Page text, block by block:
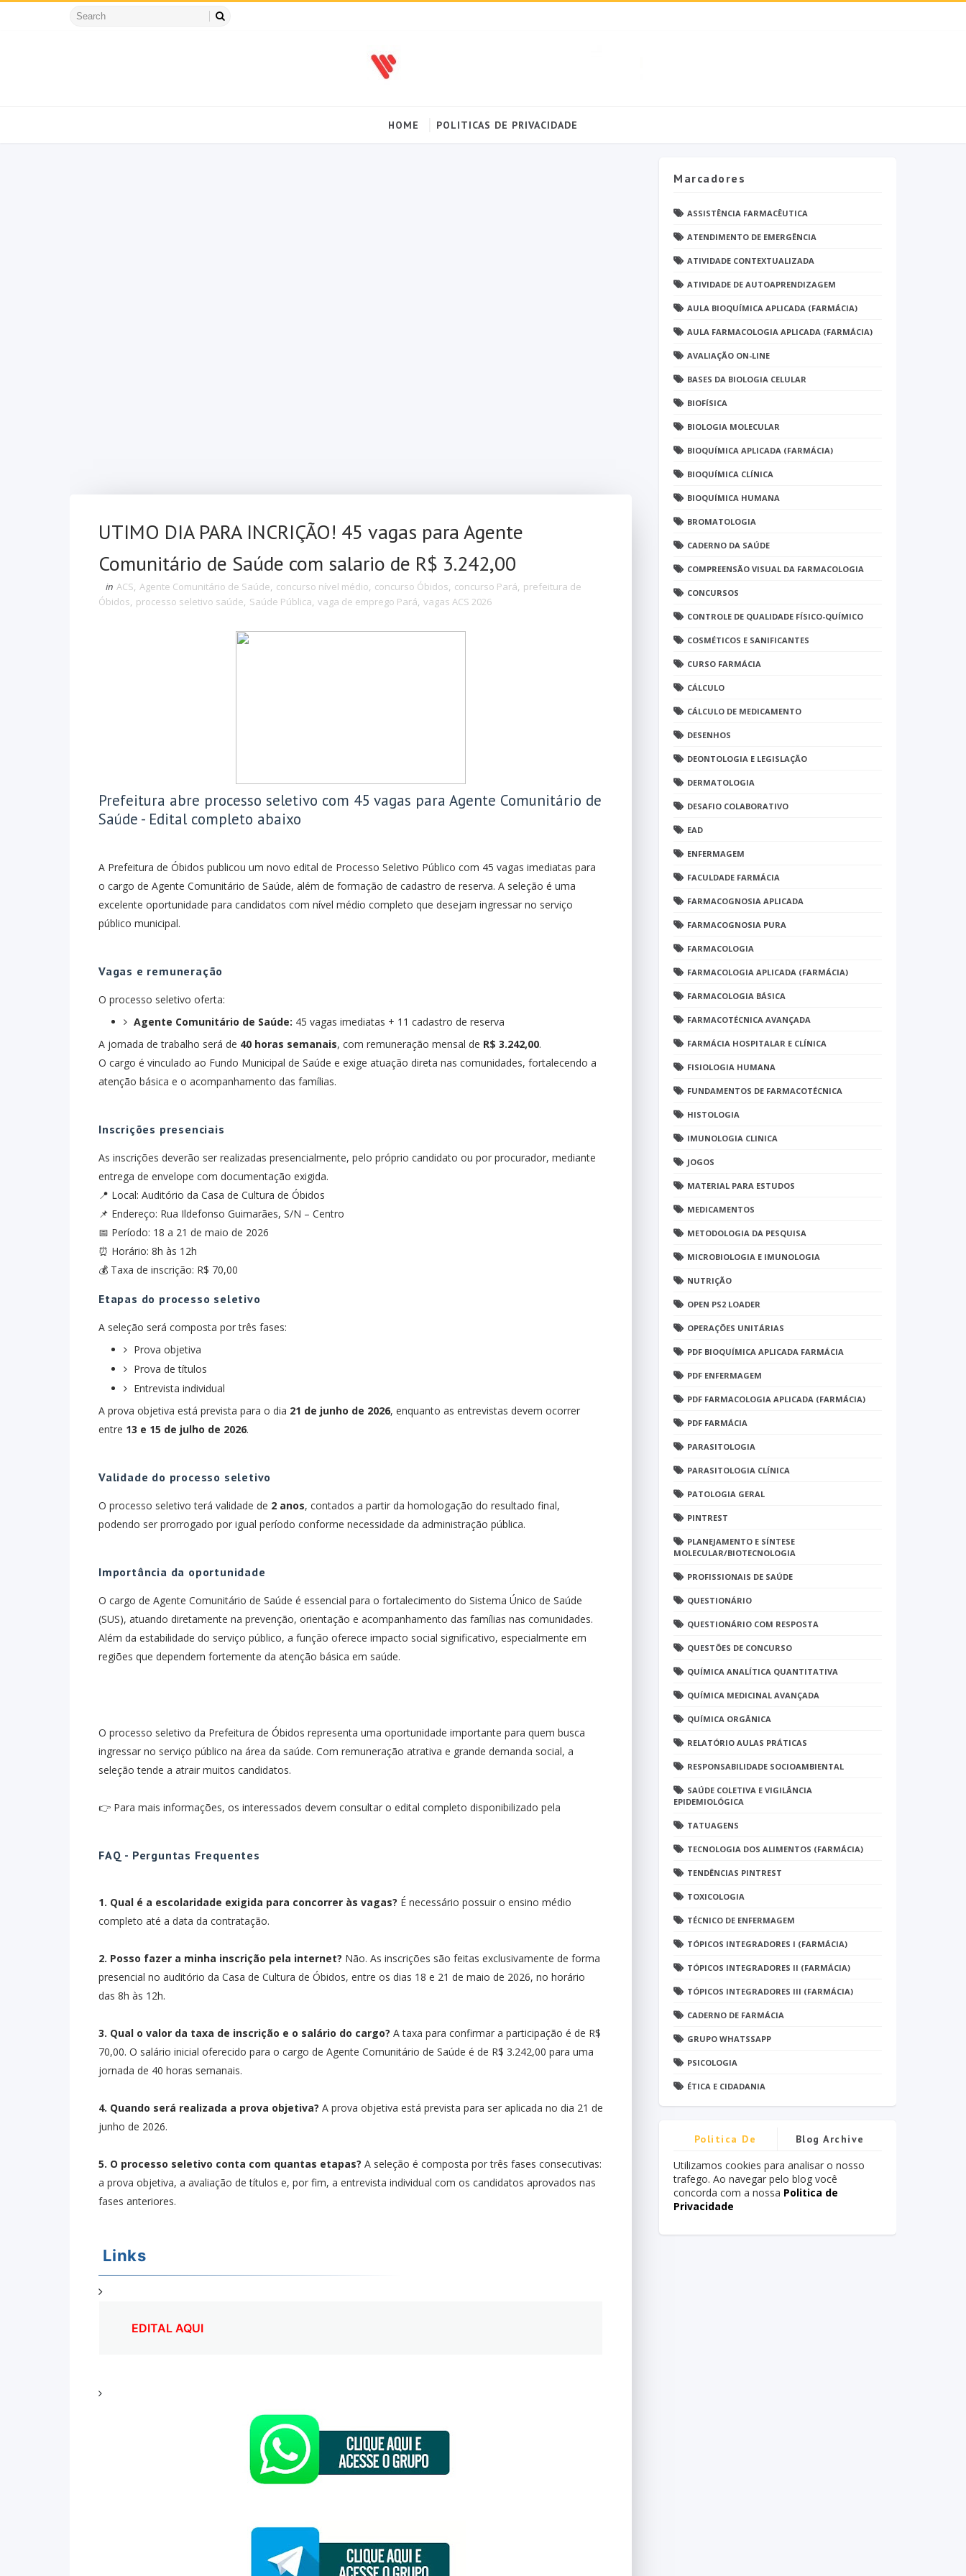
HOME POLITICAS DE PRIVACIDADE
UTIMO DIA PARA INCRIÇÃO! 45 vagas para Agente
Comunitário de Saúde com salario de R$ 3.242,00
in ACS, Agente Comunitário de Saúde, concurso nível médio, concurso Óbidos, concurso Pará, prefeitura de
Óbidos, processo seletivo saúde, Saúde Pública, vaga de emprego Pará, vagas ACS 2026
Prefeitura abre processo seletivo com 45 vagas para Agente Comunitário de
Saúde - Edital completo abaixo
A Prefeitura de Óbidos publicou um novo edital de Processo Seletivo Público com 45 vagas imediatas para
o cargo de Agente Comunitário de Saúde, além de formação de cadastro de reserva. A seleção é uma
excelente oportunidade para candidatos com nível médio completo que desejam ingressar no serviço
público municipal.
Vagas e remuneração
O processo seletivo oferta:
Agente Comunitário de Saúde: 45 vagas imediatas + 11 cadastro de reserva
A jornada de trabalho será de 40 horas semanais, com remuneração mensal de R$ 3.242,00.
O cargo é vinculado ao Fundo Municipal de Saúde e exige atuação direta nas comunidades, fortalecendo a
atenção básica e o acompanhamento das famílias.
Inscrições presenciais
As inscrições deverão ser realizadas presencialmente, pelo próprio candidato ou por procurador, mediante
entrega de envelope com documentação exigida.
📍 Local: Auditório da Casa de Cultura de Óbidos
📌 Endereço: Rua Ildefonso Guimarães, S/N – Centro
📅 Período: 18 a 21 de maio de 2026
⏰ Horário: 8h às 12h
💰 Taxa de inscrição: R$ 70,00
Etapas do processo seletivo
A seleção será composta por três fases:
Prova objetiva
Prova de títulos
Entrevista individual
A prova objetiva está prevista para o dia 21 de junho de 2026, enquanto as entrevistas devem ocorrer
entre 13 e 15 de julho de 2026.
Validade do processo seletivo
O processo seletivo terá validade de 2 anos, contados a partir da homologação do resultado final,
podendo ser prorrogado por igual período conforme necessidade da administração pública.
Importância da oportunidade
O cargo de Agente Comunitário de Saúde é essencial para o fortalecimento do Sistema Único de Saúde
(SUS), atuando diretamente na prevenção, orientação e acompanhamento das famílias nas comunidades.
Além da estabilidade do serviço público, a função oferece impacto social significativo, especialmente em
regiões que dependem fortemente da atenção básica em saúde.
O processo seletivo da Prefeitura de Óbidos representa uma oportunidade importante para quem busca
ingressar no serviço público na área da saúde. Com remuneração atrativa e grande demanda social, a
seleção tende a atrair muitos candidatos.
👉 Para mais informações, os interessados devem consultar o edital completo disponibilizado pela
FAQ - Perguntas Frequentes
1. Qual é a escolaridade exigida para concorrer às vagas? É necessário possuir o ensino médio
completo até a data da contratação.
2. Posso fazer a minha inscrição pela internet? Não. As inscrições são feitas exclusivamente de forma
presencial no auditório da Casa de Cultura de Óbidos, entre os dias 18 e 21 de maio de 2026, no horário
das 8h às 12h.
3. Qual o valor da taxa de inscrição e o salário do cargo? A taxa para confirmar a participação é de R$
70,00. O salário inicial oferecido para o cargo de Agente Comunitário de Saúde é de R$ 3.242,00 para uma
jornada de 40 horas semanais.
4. Quando será realizada a prova objetiva? A prova objetiva está prevista para ser aplicada no dia 21 de
junho de 2026.
5. O processo seletivo conta com quantas etapas? A seleção é composta por três fases consecutivas:
a prova objetiva, a avaliação de títulos e, por fim, a entrevista individual com os candidatos aprovados nas
fases anteriores.
Links
EDITAL AQUI
Marcadores
ASSISTÊNCIA FARMACÊUTICA
ATENDIMENTO DE EMERGÊNCIA
ATIVIDADE CONTEXTUALIZADA
ATIVIDADE DE AUTOAPRENDIZAGEM
AULA BIOQUÍMICA APLICADA (FARMÁCIA)
AULA FARMACOLOGIA APLICADA (FARMÁCIA)
AVALIAÇÃO ON-LINE
BASES DA BIOLOGIA CELULAR
BIOFÍSICA
BIOLOGIA MOLECULAR
BIOQUÍMICA APLICADA (FARMÁCIA)
BIOQUÍMICA CLÍNICA
BIOQUÍMICA HUMANA
BROMATOLOGIA
CADERNO DA SAÚDE
COMPREENSÃO VISUAL DA FARMACOLOGIA
CONCURSOS
CONTROLE DE QUALIDADE FÍSICO-QUÍMICO
COSMÉTICOS E SANIFICANTES
CURSO FARMÁCIA
CÁLCULO
CÁLCULO DE MEDICAMENTO
DESENHOS
DEONTOLOGIA E LEGISLAÇÃO
DERMATOLOGIA
DESAFIO COLABORATIVO
EAD
ENFERMAGEM
FACULDADE FARMÁCIA
FARMACOGNOSIA APLICADA
FARMACOGNOSIA PURA
FARMACOLOGIA
FARMACOLOGIA APLICADA (FARMÁCIA)
FARMACOLOGIA BÁSICA
FARMACOTÉCNICA AVANÇADA
FARMÁCIA HOSPITALAR E CLÍNICA
FISIOLOGIA HUMANA
FUNDAMENTOS DE FARMACOTÉCNICA
HISTOLOGIA
IMUNOLOGIA CLINICA
JOGOS
MATERIAL PARA ESTUDOS
MEDICAMENTOS
METODOLOGIA DA PESQUISA
MICROBIOLOGIA E IMUNOLOGIA
NUTRIÇÃO
OPEN PS2 LOADER
OPERAÇÕES UNITÁRIAS
PDF BIOQUÍMICA APLICADA FARMÁCIA
PDF ENFERMAGEM
PDF FARMACOLOGIA APLICADA (FARMÁCIA)
PDF FARMÁCIA
PARASITOLOGIA
PARASITOLOGIA CLÍNICA
PATOLOGIA GERAL
PINTREST
PLANEJAMENTO E SÍNTESE
MOLECULAR/BIOTECNOLOGIA
PROFISSIONAIS DE SAÚDE
QUESTIONÁRIO
QUESTIONÁRIO COM RESPOSTA
QUESTÕES DE CONCURSO
QUÍMICA ANALÍTICA QUANTITATIVA
QUÍMICA MEDICINAL AVANÇADA
QUÍMICA ORGÂNICA
RELATÓRIO AULAS PRÁTICAS
RESPONSABILIDADE SOCIOAMBIENTAL
SAÚDE COLETIVA E VIGILÂNCIA
EPIDEMIOLÓGICA
TATUAGENS
TECNOLOGIA DOS ALIMENTOS (FARMÁCIA)
TENDÊNCIAS PINTREST
TOXICOLOGIA
TÉCNICO DE ENFERMAGEM
TÓPICOS INTEGRADORES I (FARMÁCIA)
TÓPICOS INTEGRADORES II (FARMÁCIA)
TÓPICOS INTEGRADORES III (FARMÁCIA)
CADERNO DE FARMÁCIA
GRUPO WHATSSAPP
PSICOLOGIA
ÉTICA E CIDADANIA
Politica De
Privacidade
Blog Archive
Utilizamos cookies para analisar o nosso
trafego. Ao navegar pelo blog você
concorda com a nossa Politica de
Privacidade